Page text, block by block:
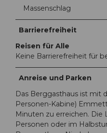
Massenschlag
Barrierefreiheit
Reisen für Alle
Keine Barrierefreiheit für
Anreise und Parken
Das Berggasthaus ist mit
Personen-Kabine)
Minuten zu erreichen. Die
Personen oder im